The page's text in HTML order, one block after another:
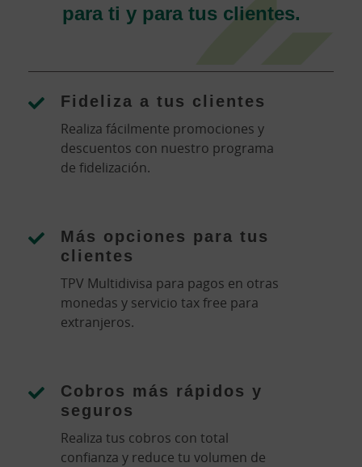
para ti y para tus clientes.
Fideliza a tus clientes
Realiza fácilmente promociones y
descuentos con nuestro programa
de fidelización.
Más opciones para tus
clientes
TPV Multidivisa para pagos en otras
monedas y servicio tax free para
extranjeros.
Cobros más rápidos y
seguros
Realiza tus cobros con total
confianza y reduce tu volumen de